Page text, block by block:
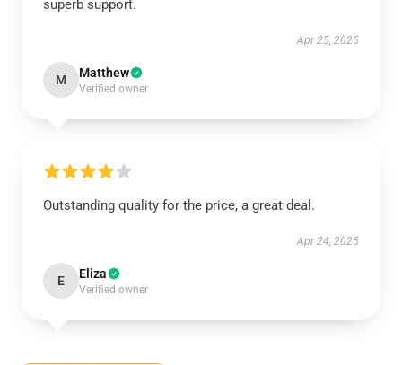
superb support.
Apr 25, 2025
M Matthew
Verified owner
Outstanding quality for the price, a great deal.
Apr 24, 2025
E Eliza
Verified owner